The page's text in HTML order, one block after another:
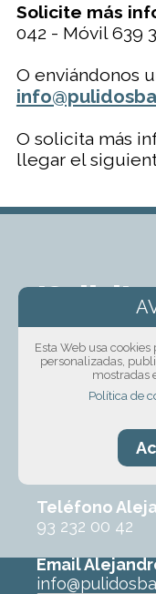
Solicite más
042 - Móvil 639
O enviándonos
O solicita más
llegar el
sin
Ponte en
nuestro
sobre el
ofrecerte un
ningún
Teléfono
93 232 00 42
Email
Esta Web usa
personalizadas,
mostradas
Política de